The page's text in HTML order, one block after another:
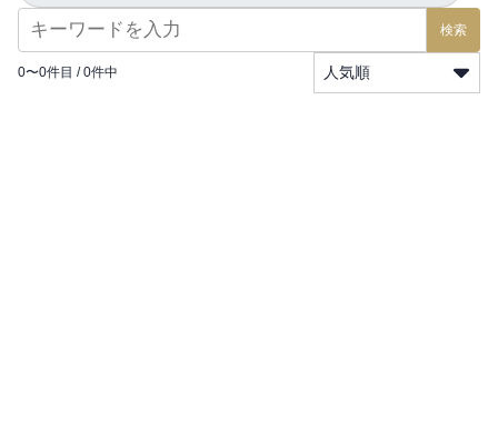
検索
0〜0件目 / 0件中 人気順